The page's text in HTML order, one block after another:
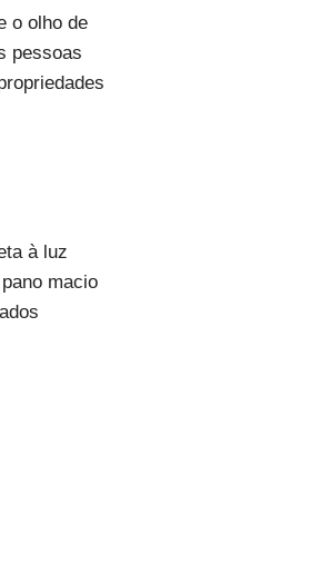
o olho de
pessoas
à luz
macio